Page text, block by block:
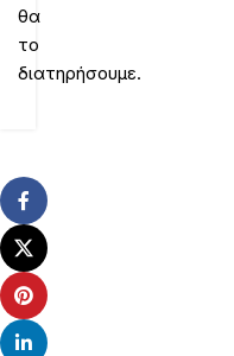
θα
το
διατηρήσουμε.